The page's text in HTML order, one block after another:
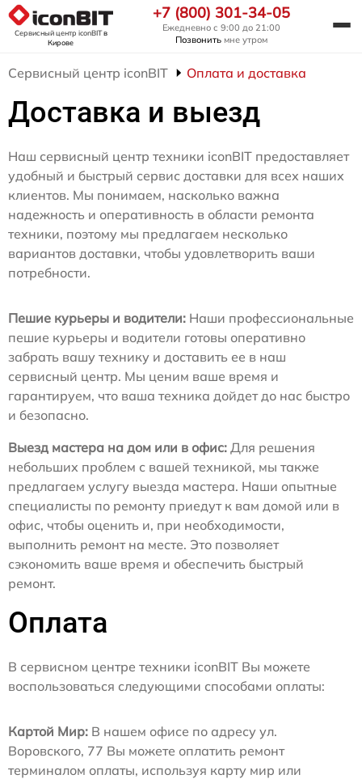
Сервисный центр iconBITв
Кирове
+7 (800) 301-34-05
Ежедневно с 9:00 до 21:00
Позвонить мне утром
Сервисный центр iconBIT Оплата и доставка
Доставка и выезд
Наш сервисный центр техники iconBIT предоставляет
удобный и быстрый сервис доставки для всех наших
клиентов. Мы понимаем, насколько важна
надежность и оперативность в области ремонта
техники, поэтому мы предлагаем несколько
вариантов доставки, чтобы удовлетворить ваши
потребности.
Пешие курьеры и водители: Наши профессиональные
пешие курьеры и водители готовы оперативно
забрать вашу технику и доставить ее в наш
сервисный центр. Мы ценим ваше время и
гарантируем, что ваша техника дойдет до нас быстро
и безопасно.
Выезд мастера на дом или в офис: Для решения
небольших проблем с вашей техникой, мы также
предлагаем услугу выезда мастера. Наши опытные
специалисты по ремонту приедут к вам домой или в
офис, чтобы оценить и, при необходимости,
выполнить ремонт на месте. Это позволяет
сэкономить ваше время и обеспечить быстрый
ремонт.
Оплата
В сервисном центре техники iconBIT Вы можете
воспользоваться следующими способами оплаты:
Картой Мир: В нашем офисе по адресу ул.
Воровского, 77 Вы можете оплатить ремонт
терминалом оплаты, используя карту мир или